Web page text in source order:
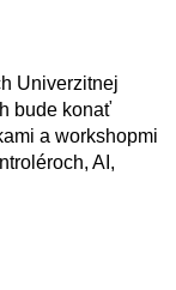
Univerzitnej
bude konať
a workshopmi
AI,